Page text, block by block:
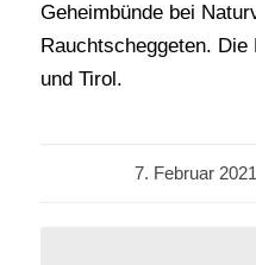
Geheimbünde bei
Rauchtscheggeten.
und Tirol.
7. Februar 2021
/